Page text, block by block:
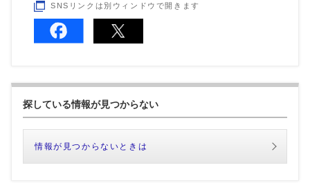
SNSリンクは別ウィンドウで開きます
探している情報が見つからない
情報が見つからないときは